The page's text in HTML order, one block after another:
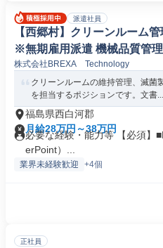
派遣社員
【西郷村】クリーンルーム
※無期雇用派遣 機械品質管理
株式会社BREXA Technology
クリーンルームの維持管理、滅菌
を担当するポジションです。文書...
福島県西白河郡
月給28万円～38万円
必要な経験・能力等 【必須】
erPoint）...
業界未経験歓迎 +4個
正社員